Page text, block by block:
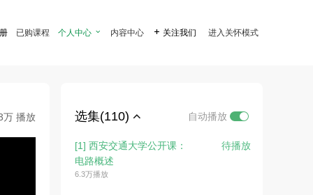
已购课程 个人中心  内容中心  关注我们 进入关怀模式
万 播放 选集(110) 自动播放
[1] 西安交通大学公开课：
电路概述
6.3万播放
待播放